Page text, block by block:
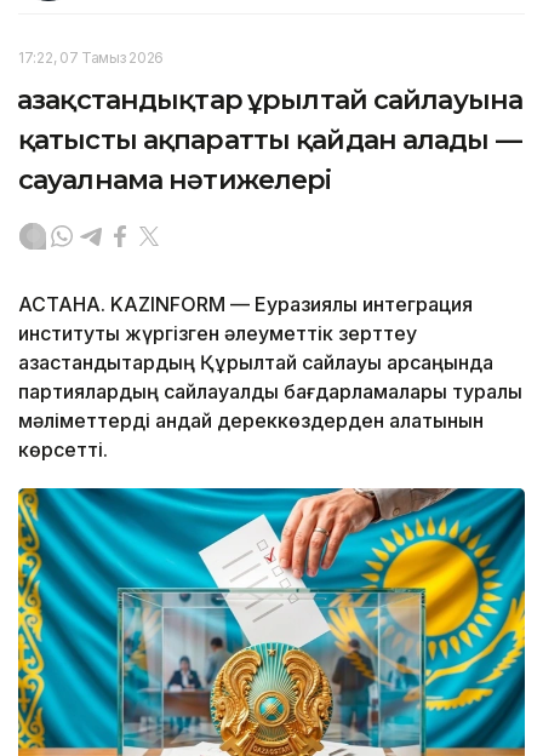
17:22, 07 Тамыз 2026
Қазақстандықтар Құрылтай сайлауына
қатысты ақпаратты қайдан алады —
сауалнама нәтижелері
АСТАНА. KAZINFORM — Еуразиялық интеграция
институты жүргізген әлеуметтік зерттеу
қазақстандықтардың Құрылтай сайлауы қарсаңында
партиялардың сайлауалды бағдарламалары туралы
мәліметтерді қандай дереккөздерден алатынын
көрсетті.